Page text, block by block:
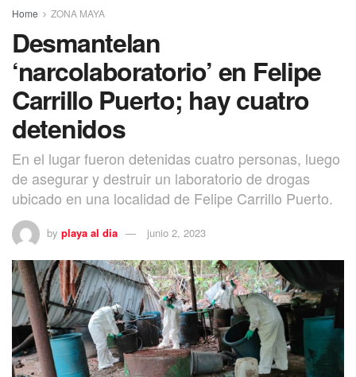
Home ZONA MAYA
Desmantelan
‘narcolaboratorio’ en Felipe
Carrillo Puerto; hay cuatro
detenidos
En el lugar fueron detenidas cuatro personas, luego
de asegurar y destruir un laboratorio de drogas
ubicado en una localidad de Felipe Carrillo Puerto.
by playa al dia junio 2, 2023